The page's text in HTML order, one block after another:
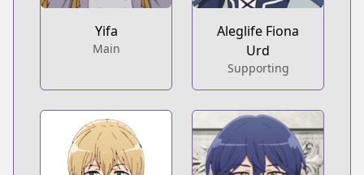
Yifa
Main
Aleglife Fiona
Urd
Supporting